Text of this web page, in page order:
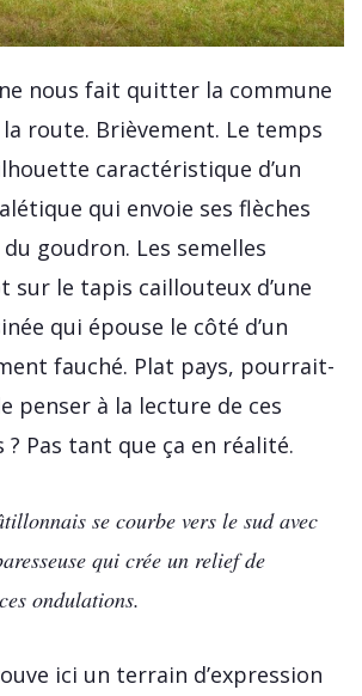
nous fait quitter la commune
la route. Brièvement. Le temps
caractéristique d’un
qui envoie ses flèches
du goudron. Les semelles
sur le tapis caillouteux d’une
qui épouse le côté d’un
fauché. Plat pays, pourrait-
penser à la lecture de ces
? Pas tant que ça en réalité.
se courbe vers le sud avec
qui crée un relief de
ondulations.
ici un terrain d’expression